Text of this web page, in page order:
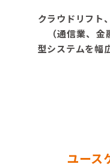
クラウドリフト
（通信業、金
型システムを幅
ユース